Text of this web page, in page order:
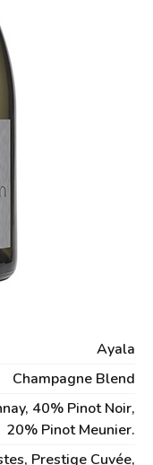
Ayala
Champagne Blend
40% Pinot Noir,
20% Pinot Meunier.
Prestige Cuvée,